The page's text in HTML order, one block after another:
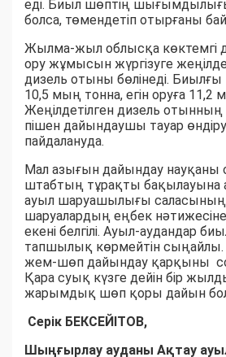
еді. Биыл шөптің
болса, төмендетіп отырғаны
Жылма-жыл облысқа көктемгі
ору жұмысын жүргізуге
дизель отыны бөлінеді.
10,5 мың тонна, егін оруға 11,2
Жеңілдетілген дизель
пішен дайындаушы тауар
пайдалануда.
Мал азығын дайындау науқаны
штабтың тұрақты бақылауына
ауыл шаруашылығы
шаруалардың еңбек
екені белгілі. Ауыл-аудандар
тапшылық көрмейтін сыңайлы.
жем-шөп дайындау қарқыны
Қара суық күзге дейін бір
жарымдық шөп қоры дайын
Серік БЕКСЕЙІТОВ,
Шыңғырлау ауданы Ақтау